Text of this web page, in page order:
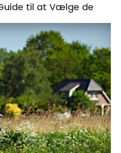
til at Vælge de